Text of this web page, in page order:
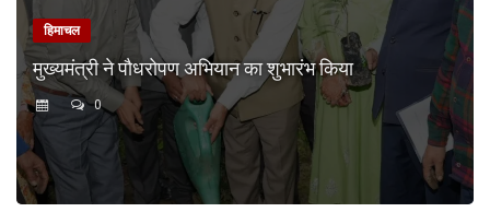
हिमाचल
मुख्यमंत्री ने पौधरोपण अभियान का शुभारंभ किया
0